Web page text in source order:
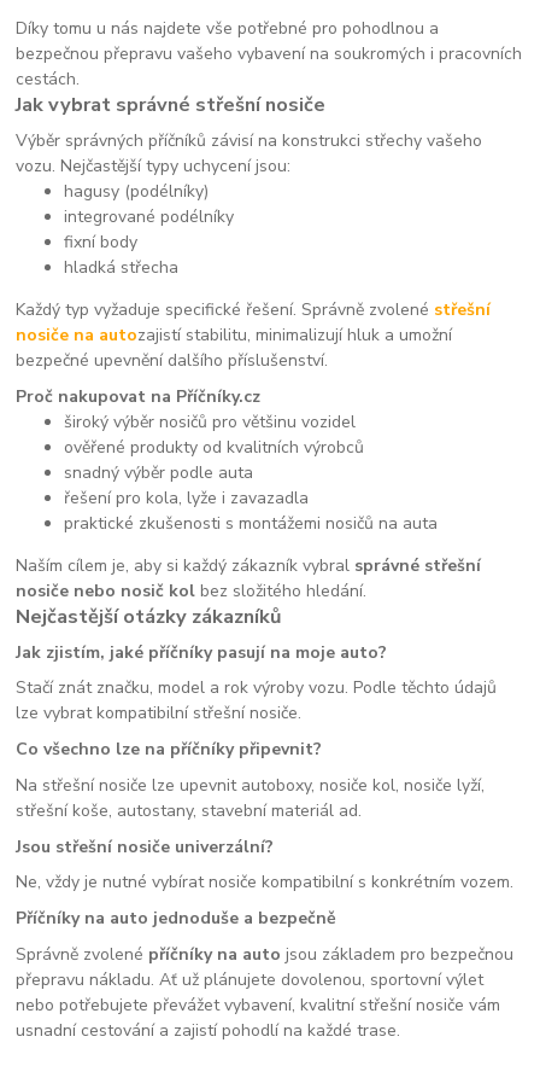
Díky tomu u nás najdete vše potřebné pro pohodlnou a
bezpečnou přepravu vašeho vybavení na soukromých i pracovních
cestách.
Jak vybrat správné střešní nosiče
Výběr správných příčníků závisí na konstrukci střechy vašeho
vozu. Nejčastější typy uchycení jsou:
hagusy (podélníky)
integrované podélníky
fixní body
hladká střecha
Každý typ vyžaduje specifické řešení. Správně zvolené střešní
nosiče na autozajistí stabilitu, minimalizují hluk a umožní
bezpečné upevnění dalšího příslušenství.
Proč nakupovat na Příčníky.cz
široký výběr nosičů pro většinu vozidel
ověřené produkty od kvalitních výrobců
snadný výběr podle auta
řešení pro kola, lyže i zavazadla
praktické zkušenosti s montážemi nosičů na auta
Naším cílem je, aby si každý zákazník vybral správné střešní
nosiče nebo nosič kol bez složitého hledání.
Nejčastější otázky zákazníků
Jak zjistím, jaké příčníky pasují na moje auto?
Stačí znát značku, model a rok výroby vozu. Podle těchto údajů
lze vybrat kompatibilní střešní nosiče.
Co všechno lze na příčníky připevnit?
Na střešní nosiče lze upevnit autoboxy, nosiče kol, nosiče lyží,
střešní koše, autostany, stavební materiál ad.
Jsou střešní nosiče univerzální?
Ne, vždy je nutné vybírat nosiče kompatibilní s konkrétním vozem.
Příčníky na auto jednoduše a bezpečně
Správně zvolené příčníky na auto jsou základem pro bezpečnou
přepravu nákladu. Ať už plánujete dovolenou, sportovní výlet
nebo potřebujete převážet vybavení, kvalitní střešní nosiče vám
usnadní cestování a zajistí pohodlí na každé trase.